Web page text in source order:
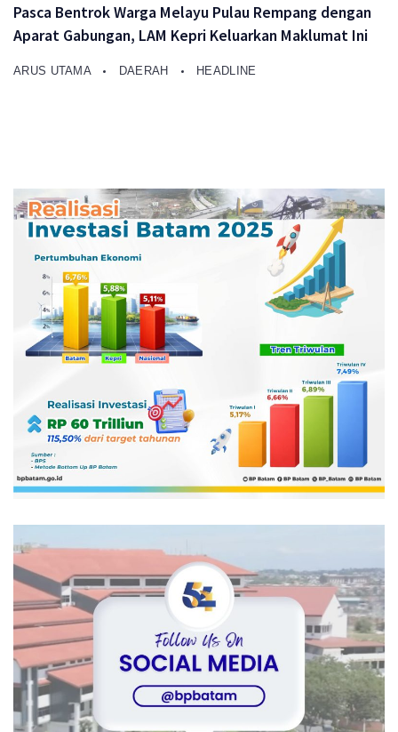
Pasca Bentrok Warga Melayu Pulau Rempang dengan
Aparat Gabungan, LAM Kepri Keluarkan Maklumat Ini
ARUS UTAMA DAERAH HEADLINE